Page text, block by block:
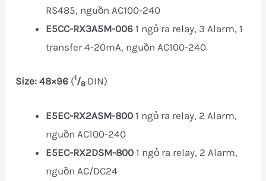
RS485, nguồn AC100-240
E5CC-RX3A5M-0061 ngỏ ra relay, 3 Alarm, 1
transfer 4-20mA, nguồn AC100-240
Size: 48×96 (1/8 DIN)
E5EC-RX2ASM-800 1 ngỏ ra relay, 2 Alarm,
nguồn AC100-240
E5EC-RX2DSM-800 1 ngỏ ra relay, 2 Alarm,
nguồn AC/DC24